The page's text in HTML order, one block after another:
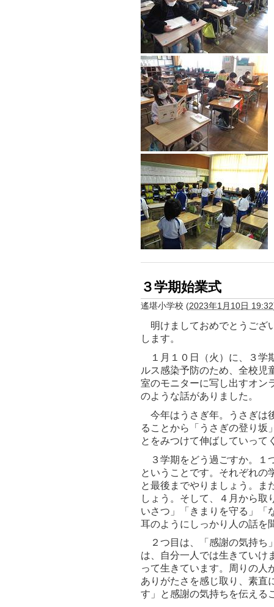
３学期始業式
遙堪小学校 (2023年1月10日 19:32
明けましておめでとうござ
します。
１月１０日（火）に、３学
ルス感染予防のため、全校児
室のモニターに写し出すオン
のような話がありました。
今年はうさぎ年。うさぎは
ることから「うさぎの登り坂
とをみつけて伸ばしていって
３学期をどう過ごすか。１
ということです。それぞれの
と最後までやりましょう。ま
しょう。そして、４月から取
いさつ」「きまりを守る」「
耳のようにしっかり人の話を
２つ目は、「感謝の気持ち
は、自分一人では生きていけ
って生きています。周りの人
ありがたさを感じ取り、素直
す」と感謝の気持ちを伝える